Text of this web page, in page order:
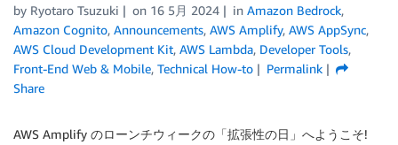
by Ryotaro Tsuzuki on 16 5月 2024 in Amazon Bedrock,
Amazon Cognito, Announcements, AWS Amplify, AWS AppSync,
AWS Cloud Development Kit, AWS Lambda, Developer Tools,
Front-End Web & Mobile, Technical How-to
Permalink
Share
AWS Amplify のローンチウィークの「拡張性の日」へようこそ!